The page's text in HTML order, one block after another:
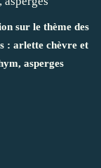
sur le thème des
: arlette chèvre et
asperges